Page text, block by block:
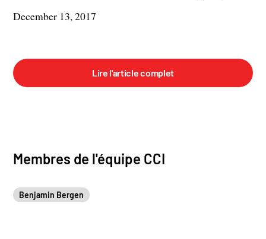
December 13, 2017
Lire l'article complet
Membres de l'équipe CCI
Benjamin Bergen